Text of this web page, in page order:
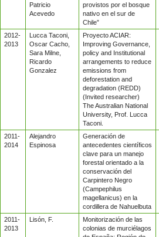
Patricio
Acevedo
provistos por el bosque
nativo en el sur de
Chile”
2012-
2013
Lucca Taconi,
Oscar Cacho,
Sara Milne,
Ricardo
Gonzalez
Proyecto ACIAR:
Improving Governance,
policy and Institutional
arrangements to reduce
emissions from
deforestation and
degradation (REDD)
(Invited researcher)
The Australian National
University, Prof. Lucca
Taconi.
2011-
2014
Alejandro
Espinosa
Generación de
antecedentes científicos
clave para un manejo
forestal orientado a la
conservación del
Carpintero Negro
(Campephilus
magellanicus) en la
cordillera de Nahuelbuta
2011-
2013
Lisón, F.
Monitorización de las
colonias de murciélagos